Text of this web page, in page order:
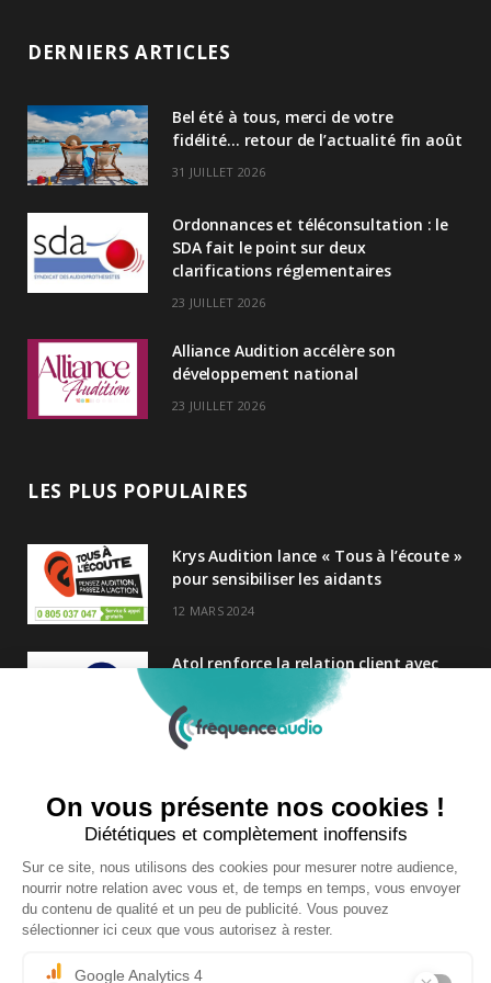
e
n
DERNIERS ARTICLES
Bel été à tous, merci de votre
fidélité… retour de l’actualité fin août
31 JUILLET 2026
Ordonnances et téléconsultation : le
SDA fait le point sur deux
clarifications réglementaires
23 JUILLET 2026
Alliance Audition accélère son
développement national
23 JUILLET 2026
LES PLUS POPULAIRES
Krys Audition lance « Tous à l’écoute »
pour sensibiliser les aidants
12 MARS 2024
Atol renforce la relation client avec
une nouvelle campagne axée sur la
satisfaction
25 FÉVRIER 2025
Audition Conseil
27 MARS 2024